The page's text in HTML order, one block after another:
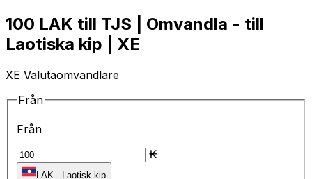
100 LAK till TJS | Omvandla - till
Laotiska kip | XE
XE Valutaomvandlare
Från
Från
₭
LAK - Laotisk kip